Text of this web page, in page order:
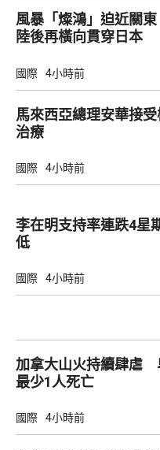
風暴「燦鴻」迫近關
陸後再橫向貫穿日本
國際 4小時前
馬來西亞總理安華接
治療
國際 4小時前
李在明支持率連跌4星
低
國際 4小時前
加拿大山火持續肆虐
最少1人死亡
國際 4小時前